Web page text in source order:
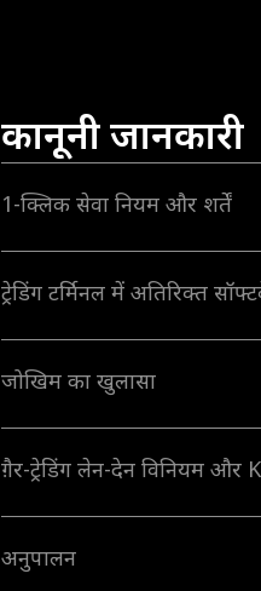
कानूनी जानकारी
1-क्लिक सेवा नियम और शर्तें
ट्रेडिंग टर्मिनल में अतिरिक्त
जोखिम का खुलासा
ग़ैर-ट्रेडिंग लेन-देन विनियम और
अनुपालन